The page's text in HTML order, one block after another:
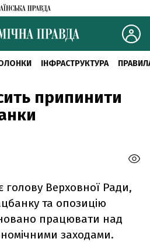
ІНФРАСТРУКТУРА
припинити
голову Верховної Ради,
та опозицію
працювати над
заходами.